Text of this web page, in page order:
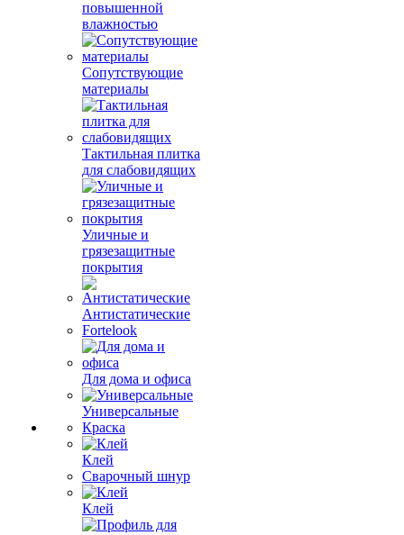
повышенной
влажностью
Сопутствующие
материалы
Тактильная плитка
для слабовидящих
Уличные и
грязезащитные
покрытия
Антистатические
Fortelook
Для дома и офиса
Универсальные
Краска
Клей
Сварочный шнур
Клей